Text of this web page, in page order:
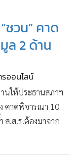
ชวน” คาด
ล 2 ด้าน
ออนไลน์
นให้ประธานสภาฯ
คาดพิจารณา 10
ส.ส.ร.ต้องมาจาก